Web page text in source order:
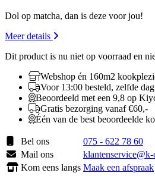
Dol op matcha, dan is deze voor jou!
Meer details
Dit product is nu niet op voorraad en
Webshop én 160m2
Voor 13:00 besteld, zelfde
Beoordeeld met een 9,8 op
Gratis bezorging vanaf €60,-
Één van de best beoordeelde
Bel ons
075 - 622 78 60
Mail ons
Kom eens langs Maak een afspraak